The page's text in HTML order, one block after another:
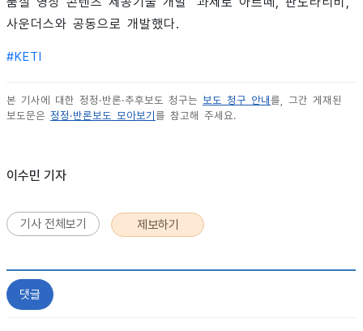
사운더스와 공동으로 개발했다.
#KETI
본 기사에 대한 정정·반론·추후보도 청구는 보도 청구 안내 를, 그간 게재된
보도문은 정정·반론보도 모아보기 를 참고해 주세요.
이수민 기자
기사 전체보기 제보하기
댓글